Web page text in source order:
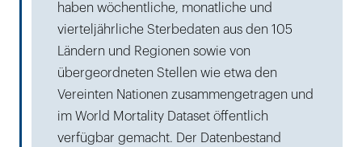
haben wöchentliche, monatliche und
vierteljährliche Sterbedaten aus den 105
Ländern und Regionen sowie von
übergeordneten Stellen wie etwa den
Vereinten Nationen zusammengetragen und
im World Mortality Dataset öffentlich
verfügbar gemacht. Der Datenbestand